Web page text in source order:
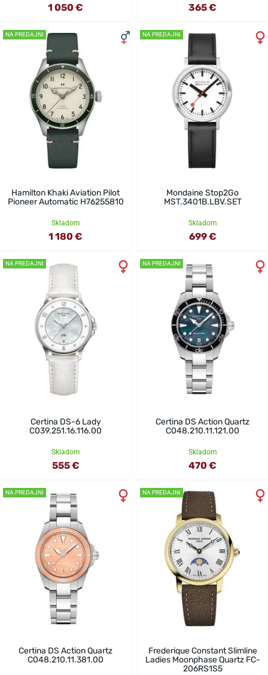
1 050 € 365 €
NA PREDAJNI
Hamilton Khaki Aviation Pilot
Pioneer Automatic H76255810
Skladom
1 180 €
NA PREDAJNI
Mondaine Stop2Go
MST.3401B.LBV.SET
Skladom
699 €
NA PREDAJNI
Certina DS-6 Lady
C039.251.16.116.00
Skladom
555 €
NA PREDAJNI
Certina DS Action Quartz
C048.210.11.121.00
Skladom
470 €
NA PREDAJNI
Certina DS Action Quartz
C048.210.11.381.00
NA PREDAJNI
Frederique Constant Slimline
Ladies Moonphase Quartz FC-
206RS1S5